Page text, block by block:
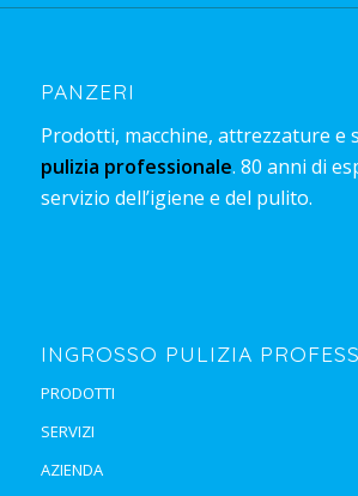
PANZERI
Prodotti, macchine, attrezzature e
pulizia professionale. 80 anni di
servizio dell’igiene e del pulito.
INGROSSO PULIZIA
PRODOTTI
SERVIZI
AZIENDA